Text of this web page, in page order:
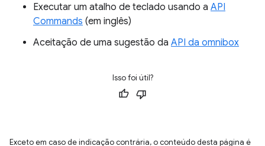
Executar um atalho de teclado usando a API
Commands (em inglês)
Aceitação de uma sugestão da API da omnibox
Isso foi útil?
Exceto em caso de indicação contrária, o conteúdo desta página é